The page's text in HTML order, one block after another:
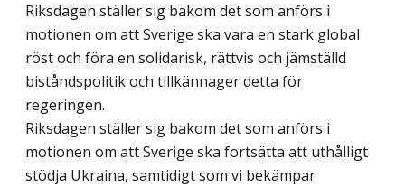
Riksdagen ställer sig bakom det som anförs i
motionen om att Sverige ska vara en stark global
röst och föra en solidarisk, rättvis och jämställd
biståndspolitik och tillkännager detta för
regeringen.
Riksdagen ställer sig bakom det som anförs i
motionen om att Sverige ska fortsätta att uthålligt
stödja Ukraina, samtidigt som vi bekämpar